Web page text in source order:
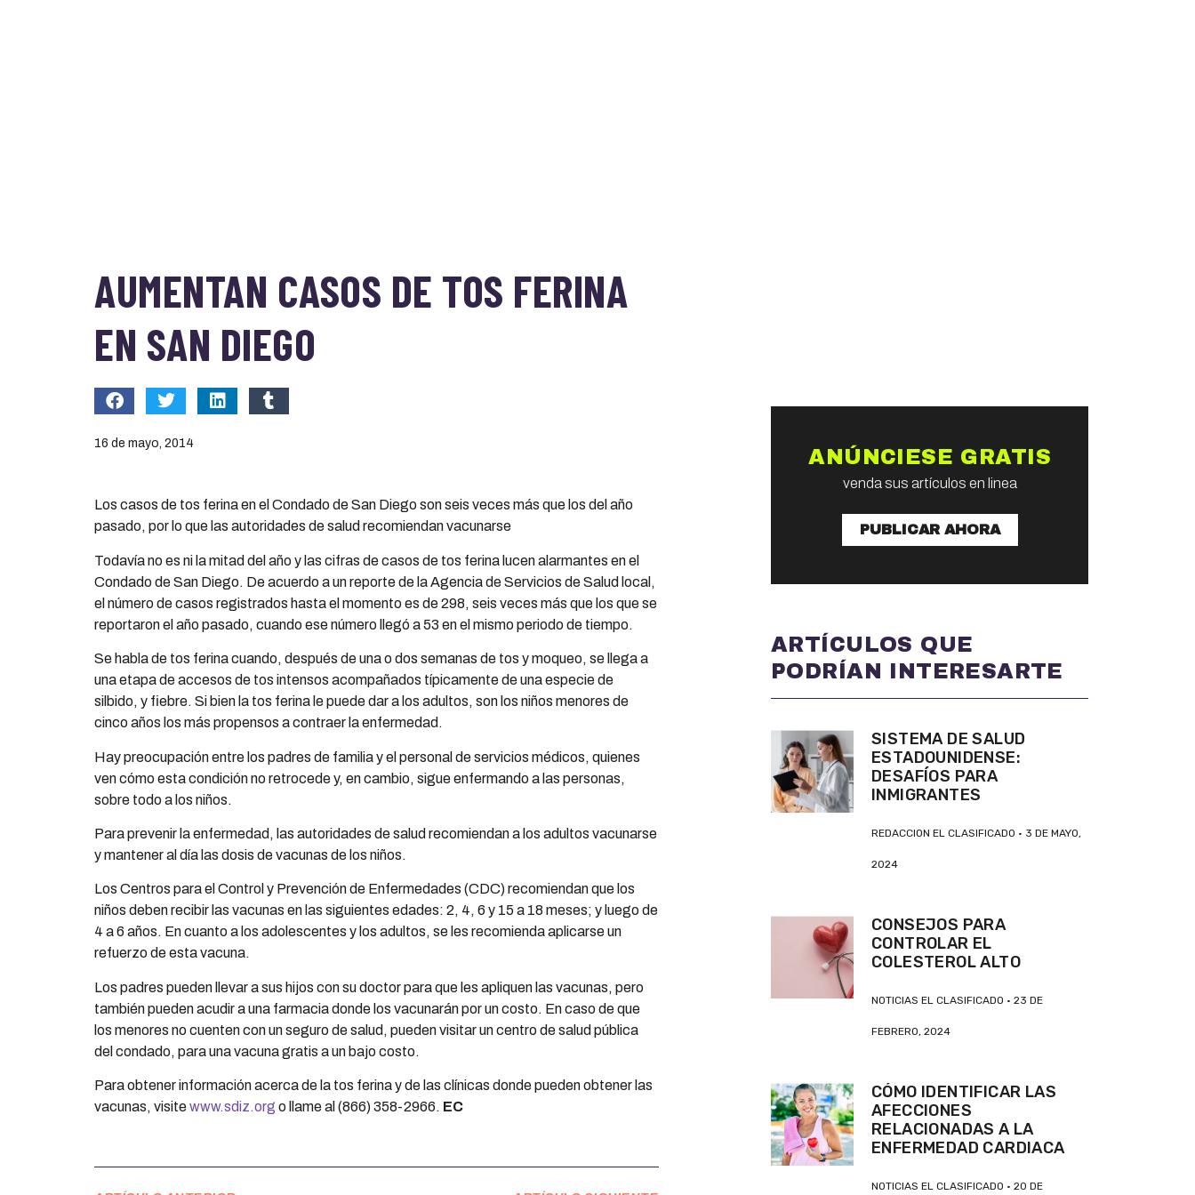
AUMENTAN CASOS DE TOS FERINA
EN SAN DIEGO
16 de mayo, 2014
Los casos de tos ferina en el Condado de San Diego son seis veces más que los del año
pasado, por lo que las autoridades de salud recomiendan vacunarse
Todavía no es ni la mitad del año y las cifras de casos de tos ferina lucen alarmantes en el
Condado de San Diego. De acuerdo a un reporte de la Agencia de Servicios de Salud local,
el número de casos registrados hasta el momento es de 298, seis veces más que los que se
reportaron el año pasado, cuando ese número llegó a 53 en el mismo periodo de tiempo.
Se habla de tos ferina cuando, después de una o dos semanas de tos y moqueo, se llega a
una etapa de accesos de tos intensos acompañados típicamente de una especie de
silbido, y fiebre. Si bien la tos ferina le puede dar a los adultos, son los niños menores de
cinco años los más propensos a contraer la enfermedad.
Hay preocupación entre los padres de familia y el personal de servicios médicos, quienes
ven cómo esta condición no retrocede y, en cambio, sigue enfermando a las personas,
sobre todo a los niños.
Para prevenir la enfermedad, las autoridades de salud recomiendan a los adultos vacunarse
y mantener al día las dosis de vacunas de los niños.
Los Centros para el Control y Prevención de Enfermedades (CDC) recomiendan que los
niños deben recibir las vacunas en las siguientes edades: 2, 4, 6 y 15 a 18 meses; y luego de
4 a 6 años. En cuanto a los adolescentes y los adultos, se les recomienda aplicarse un
refuerzo de esta vacuna.
Los padres pueden llevar a sus hijos con su doctor para que les apliquen las vacunas, pero
también pueden acudir a una farmacia donde los vacunarán por un costo. En caso de que
los menores no cuenten con un seguro de salud, pueden visitar un centro de salud pública
del condado, para una vacuna gratis a un bajo costo.
Para obtener información acerca de la tos ferina y de las clínicas donde pueden obtener las
vacunas, visitewww.sdiz.org o llame al (866) 358-2966. EC
ANÚNCIESE GRATIS
venda sus artículos en linea
PUBLICAR AHORA
ARTÍCULOS QUE
PODRÍAN INTERESARTE
SISTEMA DE SALUD
ESTADOUNIDENSE:
DESAFÍOS PARA
INMIGRANTES
REDACCION EL CLASIFICADO 3 DE MAYO,
2024
CONSEJOS PARA
CONTROLAR EL
COLESTEROL ALTO
NOTICIAS EL CLASIFICADO 23 DE
FEBRERO, 2024
CÓMO IDENTIFICAR LAS
AFECCIONES
RELACIONADAS A LA
ENFERMEDAD CARDIACA
NOTICIAS EL CLASIFICADO 20 DE